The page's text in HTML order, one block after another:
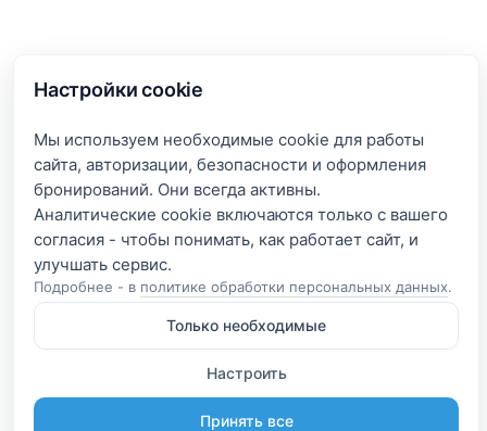
Настройки cookie
Мы используем необходимые cookie для работы
сайта, авторизации, безопасности и оформления
бронирований. Они всегда активны.
Аналитические cookie включаются только с вашего
согласия - чтобы понимать, как работает сайт, и
Подробнее - в политике обработки персональных данных.
Только необходимые
Настроить
Принять все